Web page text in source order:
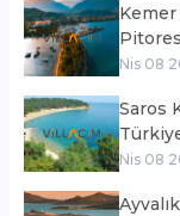
Nis 08
Saros
Nis 08